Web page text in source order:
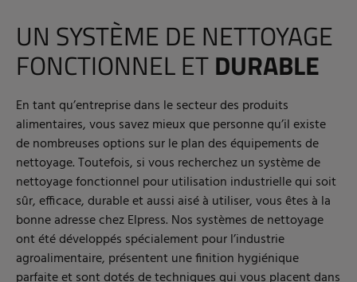
UN SYSTÈME DE NETTOYAGE
FONCTIONNEL ETDURABLE
En tant qu’entreprise dans le secteur des produits
alimentaires, vous savez mieux que personne qu’il existe
de nombreuses options sur le plan des équipements de
nettoyage. Toutefois, si vous recherchez un système de
nettoyage fonctionnel pour utilisation industrielle qui soit
sûr, efficace, durable et aussi aisé à utiliser, vous êtes à la
bonne adresse chez Elpress. Nos systèmes de nettoyage
ont été développés spécialement pour l’industrie
agroalimentaire, présentent une finition hygiénique
parfaite et sont dotés de techniques qui vous placent dans